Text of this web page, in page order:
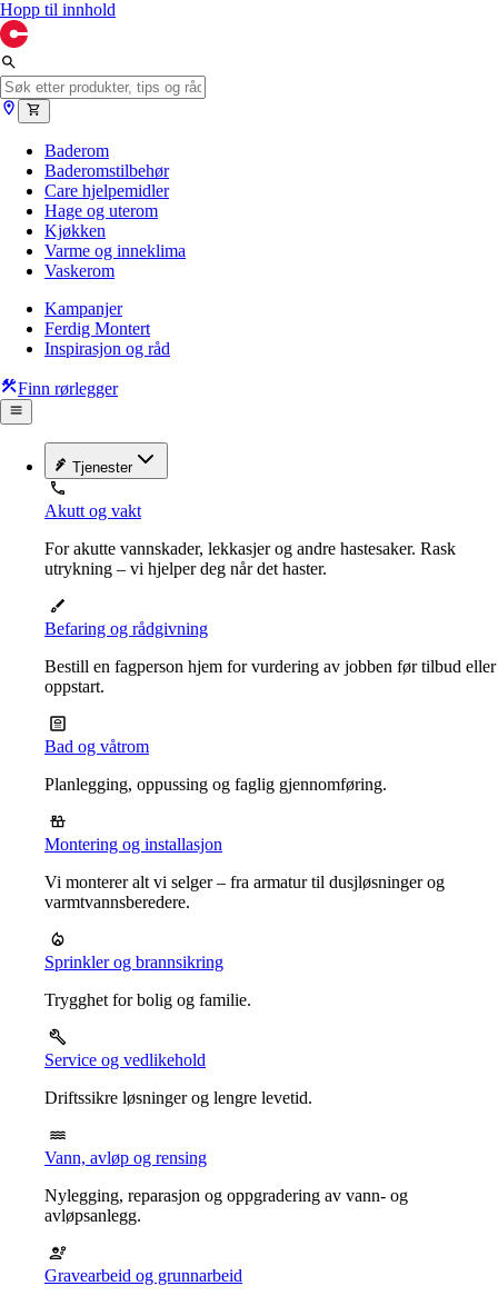
Hopp til innhold
Baderom
Baderomstilbehør
Care hjelpemidler
Hage og uterom
Kjøkken
Varme og inneklima
Vaskerom
Kampanjer
Ferdig Montert
Inspirasjon og råd
Finn rørlegger
Tjenester
Akutt og vakt
For akutte vannskader, lekkasjer og andre hastesaker. Rask
utrykning – vi hjelper deg når det haster.
Befaring og rådgivning
Bestill en fagperson hjem for vurdering av jobben før tilbud eller
oppstart.
Bad og våtrom
Planlegging, oppussing og faglig gjennomføring.
Montering og installasjon
Vi monterer alt vi selger – fra armatur til dusjløsninger og
varmtvannsberedere.
Sprinkler og brannsikring
Trygghet for bolig og familie.
Service og vedlikehold
Driftssikre løsninger og lengre levetid.
Vann, avløp og rensing
Nylegging, reparasjon og oppgradering av vann- og
avløpsanlegg.
Gravearbeid og grunnarbeid